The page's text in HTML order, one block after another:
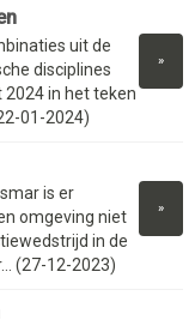
»
uit de
disciplines
in het teken
01-2024)
»
is er
omgeving niet
in de
(27-12-2023)